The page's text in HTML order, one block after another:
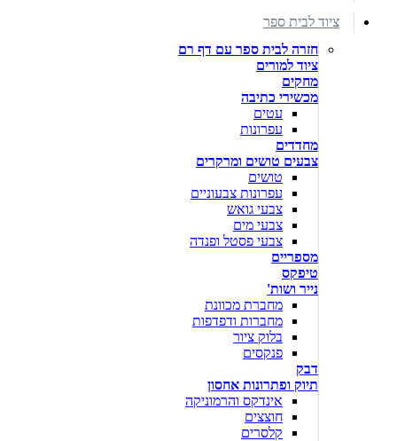
ציוד לבית ספר
חזרה לבית ספר עם דף רם
ציוד למורים
מחקים
מכשירי כתיבה
עטים
עפרונות
מחדדים
צבעים טושים ומרקרים
טושים
עפרונות צבעוניים
צבעי גואש
צבעי מים
צבעי פסטל ופנדה
מספריים
טיפקס
נייר ושות'
מחברת מכוונת
מחברות ודפדפות
בלוק ציור
פנקסים
דבק
תיוק ופתרונות אחסון
אינדקס והרמוניקה
חוצצים
קלסרים